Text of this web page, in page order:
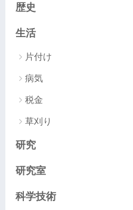
歴史
生活
片付け
病気
税金
草刈り
研究
研究室
科学技術